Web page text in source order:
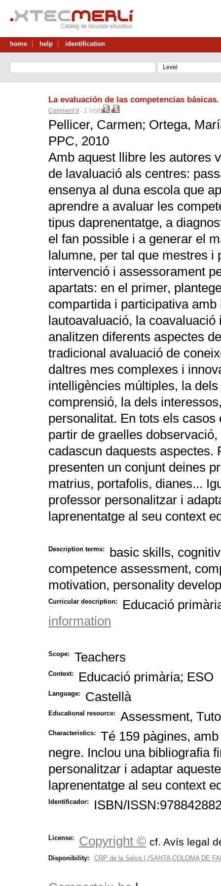
home help identification
La evaluación de las competencias
Comment it - 1 Visit
Pellicer, Carmen; Ortega,
PPC, 2010
Amb aquest llibre les autores
de lavaluació als centres:
ensenya al duna escola que
aprendre a avaluar les
tipus daprenentatge, a
el fan possible i a generar el
lalumne, per tal que mestres
intervenció i assessorament
apartats: en el primer,
compartida i participativa amb
lautoavaluació, la
analitzen diferents aspectes
tradicional avaluació de
daltres mes complexes i
intelligències múltiples, la
comprensió, la dels
personalitat. En tots els casos
partir de graelles
cadascun daquests
presenten un conjunt deines
matrius, portafolis, dianes...
professor personalitzar i
laprenentatge al seu context
Description terms:
basic skills,
competence assessment,
motivation, personality
Curricular description:
Educació
information
Scope: Teachers
Context: Educació primària; ESO
Language: Castellà
Educational resource: Assessment,
Characteristics:
Té 159 pàgines,
negre. Inclou una bibliografia
personalitzar i adaptar
laprenentatge al seu context
Identificador: ISBN/
License: Copyright © cf. Avís legal
Disponibility: CRP de la Selva I (SANTA COLOMA DE